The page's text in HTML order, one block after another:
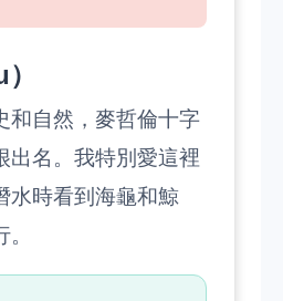
和自然，麥哲倫十字
出名。我特別愛這裡
水時看到海龜和鯨